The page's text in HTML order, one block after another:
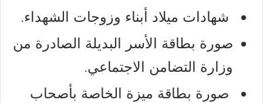
شهادات ميلاد أبناء وزوجات الشهداء.
صورة بطاقة الأسر البديلة الصادرة من
وزارة التضامن الاجتماعي.
صورة بطاقة ميزة الخاصة بأصحاب